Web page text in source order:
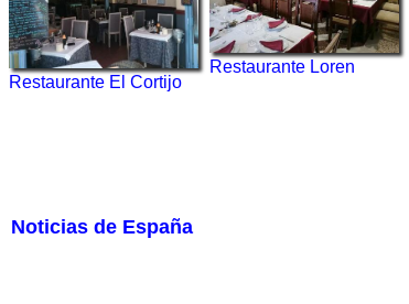
Restaurante El Cortijo
Restaurante Loren
Noticias de España